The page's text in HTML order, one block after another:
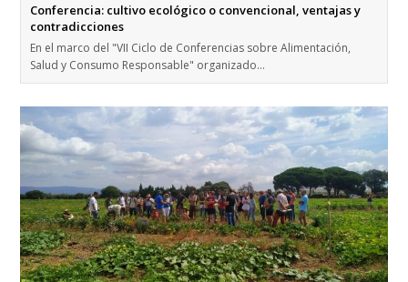
Conferencia: cultivo ecológico o convencional, ventajas y
contradicciones
En el marco del "VII Ciclo de Conferencias sobre Alimentación,
Salud y Consumo Responsable" organizado…